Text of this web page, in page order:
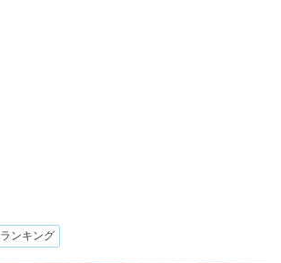
ランキング